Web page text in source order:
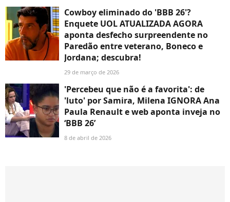
Cowboy eliminado do 'BBB 26'?
Enquete UOL ATUALIZADA AGORA
aponta desfecho surpreendente no
Paredão entre veterano, Boneco e
Jordana; descubra!
29 de março de 2026
'Percebeu que não é a favorita': de
'luto' por Samira, Milena IGNORA Ana
Paula Renault e web aponta inveja no
‘BBB 26’
8 de abril de 2026